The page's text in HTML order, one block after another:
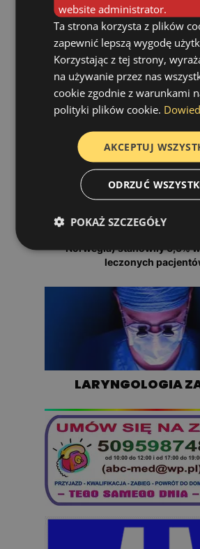
Osoby mieszkające obecnie
Norwegia) stanowiły 6,5%
leczonych
LARYNGOLOGIA
website administrator.
Ta strona korzysta z plików
zapewnić lepszą wygodę
Korzystając z tej strony,
na używanie przez nas
cookie zgodnie z warunkami
polityki plików cookie.
AKCEPTUJ
ODRZUĆ
POKAŻ SZCZEGÓŁY